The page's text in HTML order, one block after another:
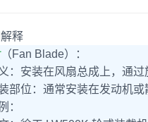
释
（Fan Blade）：
装在风扇总成上，通过旋
：通常安装在发动机或